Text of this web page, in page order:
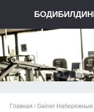
Главная / Gainer